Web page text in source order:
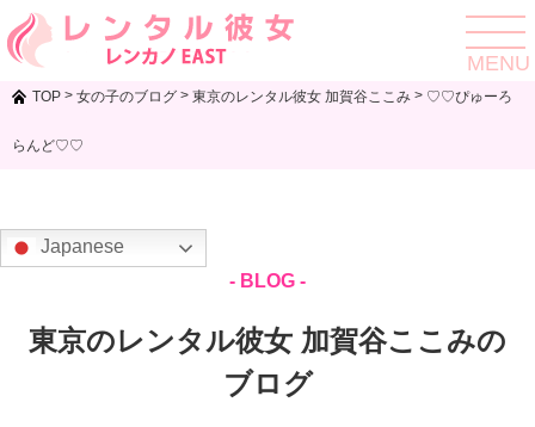
toggle
MENU
TOP > 女の子のブログ > 東京のレンタル彼女 加賀谷ここみ > ♡♡ぴゅーろ
らんど♡♡
Japanese
- BLOG -
東京のレンタル彼女 加賀谷ここみの
ブログ